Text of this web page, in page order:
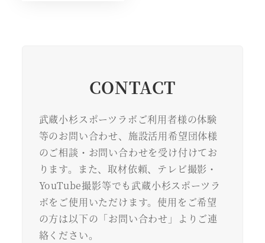
CONTACT
武蔵小杉スポーツラボご利用者様の体験
等のお問い合わせ、施設活用希望団体様
のご相談・お問い合わせを受け付けてお
ります。また、取材依頼、テレビ撮影・
YouTube撮影等でも武蔵小杉スポーツラ
ボをご使用いただけます。使用をご希望
の方は以下の「お問い合わせ」よりご連
絡ください。